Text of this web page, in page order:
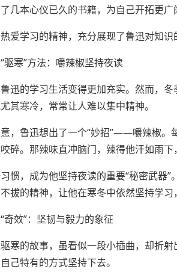
几本心仪已久的书籍，为自己开拓更广
爱学习的精神，充分展现了鲁迅对知
驱寒”方法：嚼辣椒坚持夜读
迅的学习生活变得更加充实。然而，
其寒冷，常常让人难以集中精神。
，鲁迅想出了一个“妙招”——嚼辣椒。
碎。那辣味直冲脑门，辣得他汗如雨下
惯，成为他坚持夜读的重要“秘密武器
拔的精神，让他在寒冬中依然坚持学习
奇效”：坚韧与毅力的象征
寒的故事，虽看似一段小插曲，却折
己特有的方式坚持下去。